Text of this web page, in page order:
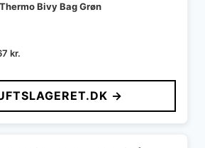
Bivy Bag Grøn
kr..
kr.
pris
er:
567 kr..
→